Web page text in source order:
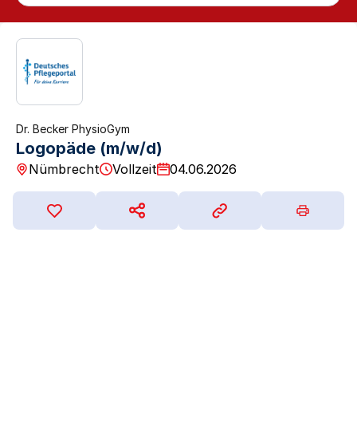
Dr. Becker PhysioGym
Logopäde (m/w/d)
Nümbrecht Vollzeit 04.06.2026